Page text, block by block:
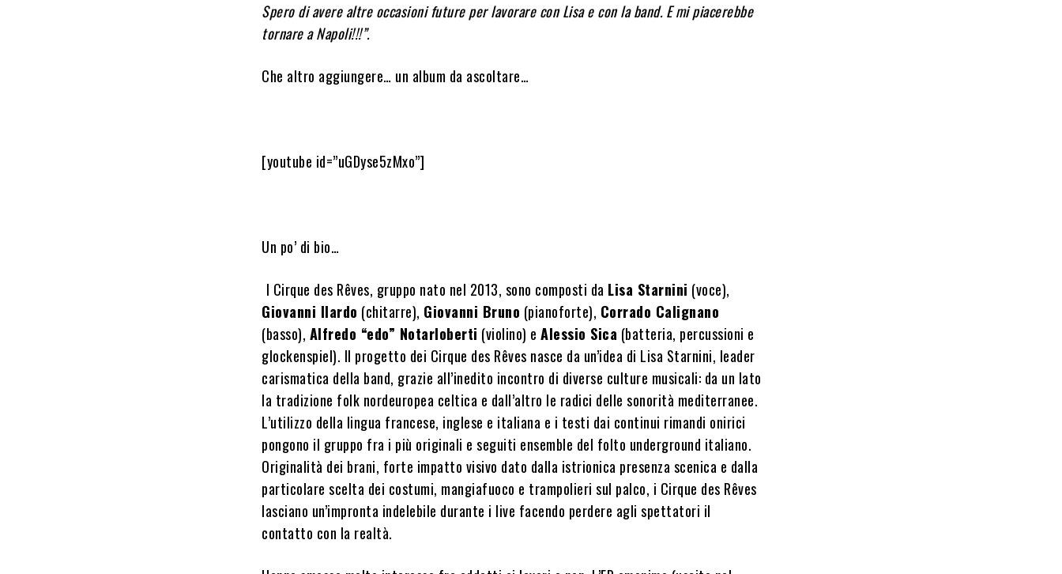
Spero di avere altre occasioni future per lavorare con Lisa e con la band. E mi piacerebbe
tornare a Napoli!!!”.
Che altro aggiungere… un album da ascoltare…
[youtube id=”uGDyse5zMxo”]
Un po’ di bio…
I Cirque des Rêves, gruppo nato nel 2013, sono composti da Lisa Starnini (voce),
Giovanni Ilardo (chitarre), Giovanni Bruno (pianoforte), Corrado Calignano
(basso), Alfredo “edo” Notarloberti (violino) eAlessio Sica (batteria, percussioni e
glockenspiel). Il progetto dei Cirque des Rêves nasce da un’idea di Lisa Starnini, leader
carismatica della band, grazie all’inedito incontro di diverse culture musicali: da un lato
la tradizione folk nordeuropea celtica e dall’altro le radici delle sonorità mediterranee.
L’utilizzo della lingua francese, inglese e italiana e i testi dai continui rimandi onirici
pongono il gruppo fra i più originali e seguiti ensemble del folto underground italiano.
Originalità dei brani, forte impatto visivo dato dalla istrionica presenza scenica e dalla
particolare scelta dei costumi, mangiafuoco e trampolieri sul palco, i Cirque des Rêves
lasciano un’impronta indelebile durante i live facendo perdere agli spettatori il
contatto con la realtà.